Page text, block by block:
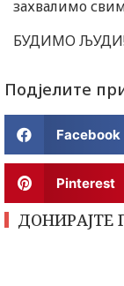
захвалимо
БУДИМО
Подјелите
Facebook
Pinterest
ДОНИРАЈТЕ